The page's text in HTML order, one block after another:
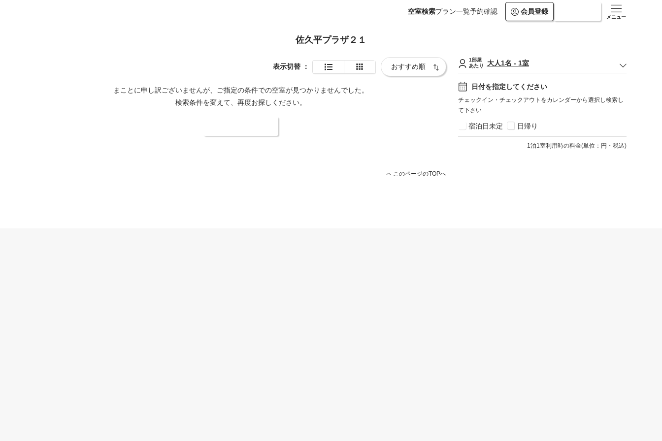
空室検索プラン一覧予約確認 会員登録
メニュー
佐久平プラザ２１
表示切替 ：
まことに申し訳ございませんが、ご指定の条件での空室が見つかりませんでした。
検索条件を変えて、再度お探しください。
このページのTOPへ
1部屋
あたり
大人1名 - 1室
日付を指定してください
チェックイン・チェックアウトをカレンダーから選択し検索し
て下さい
宿泊日未定 日帰り
1 泊1室利用時の料金(単位：円・税込)